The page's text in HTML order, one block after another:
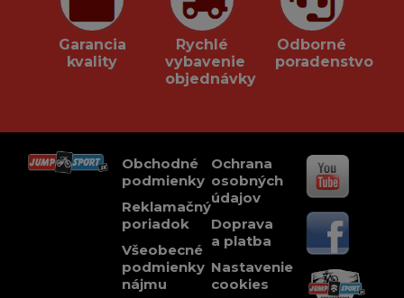
Garancia
kvality
Rychlé
vybavenie
objednávky
Odborné
poradenstvo
Obchodné
podmienky
Reklamačný
poriadok
Všeobecné
podmienky
nájmu
Ochrana
osobných
údajov
Doprava
a platba
Nastavenie
cookies